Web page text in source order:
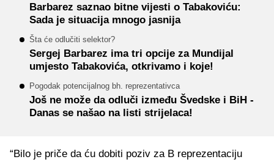
Barbarez saznao bitne vijesti o Tabakoviću:
Sada je situacija mnogo jasnija
Šta će odlučiti selektor?
Sergej Barbarez ima tri opcije za Mundijal
umjesto Tabakovića, otkrivamo i koje!
Pogodak potencijalnog bh. reprezentativca
Još ne može da odluči između Švedske i BiH -
Danas se našao na listi strijelaca!
“Bilo je priče da ću dobiti poziv za B reprezentaciju